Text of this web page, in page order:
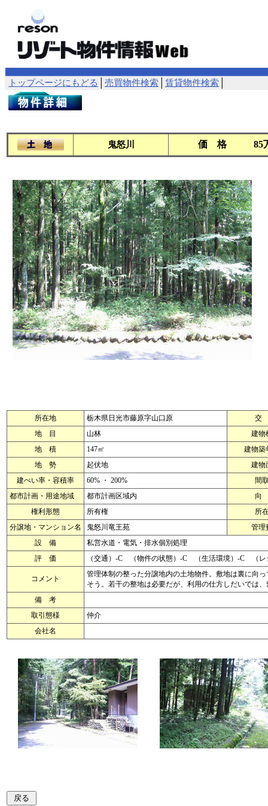
トップページにもどる 売買物件検索 賃貸物件検索
鬼怒川 価 格 85
所在地 栃木県日光市藤原字山口原
交
地 目
山林
建物
地 積
147㎡
建物築
地 勢
起伏地
建物
建ぺい率・容積率
60% ・ 200%
間
都市計画・用途地域
都市計画区域内
向
権利形態
所有権
所
分譲地・マンション名
鬼怒川竜王苑
管理
設 備
私営水道・電気・排水個別処理
評 価
（交通）-C （物件の状態）-C （生活環境）-C （
コメント
管理体制の整った分譲地内の土地物件。敷地は裏に向
そう。若干の整地は必要だが、利用の仕方しだいでは
備 考
取引態様
仲介
会社名